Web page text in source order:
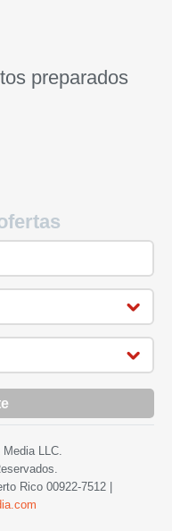
preparados
LLC.
Rico 00922-7512 |